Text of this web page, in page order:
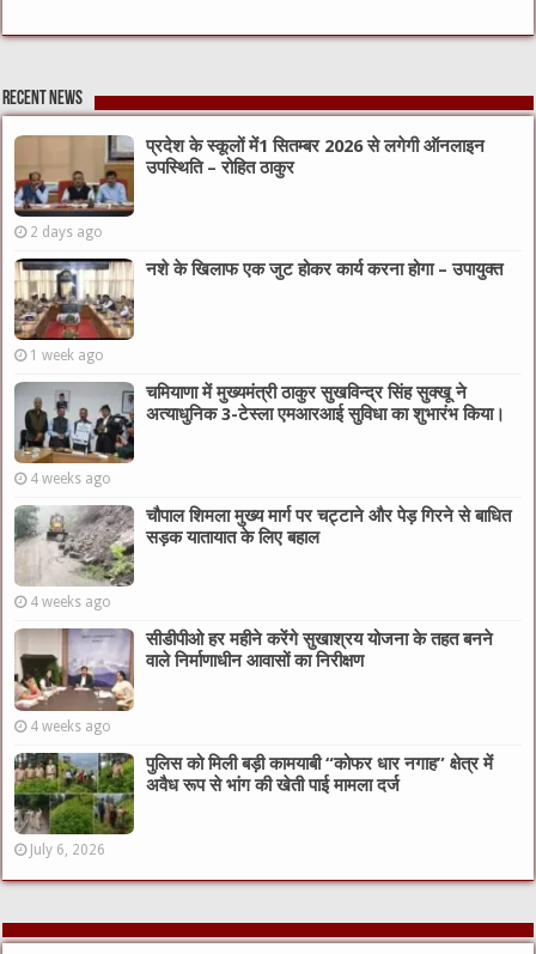
Recent News
प्रदेश के स्कूलों में1 सितम्बर 2026 से लगेगी ऑनलाइन
उपस्थिति – रोहित ठाकुर
2 days ago
नशे के खिलाफ एक जुट होकर कार्य करना होगा – उपायुक्त
1 week ago
चमियाणा में मुख्यमंत्री ठाकुर सुखविन्द्र सिंह सुक्खू ने
अत्याधुनिक 3-टेस्ला एमआरआई सुविधा का शुभारंभ किया।
4 weeks ago
चौपाल शिमला मुख्य मार्ग पर चट्टाने और पेड़ गिरने से बाधित
सड़क यातायात के लिए बहाल
4 weeks ago
सीडीपीओ हर महीने करेंगे सुखाश्रय योजना के तहत बनने
वाले निर्माणाधीन आवासों का निरीक्षण
4 weeks ago
पुलिस को मिली बड़ी कामयाबी “कोफर धार नगाह” क्षेत्र में
अवैध रूप से भांग की खेती पाई मामला दर्ज
July 6, 2026